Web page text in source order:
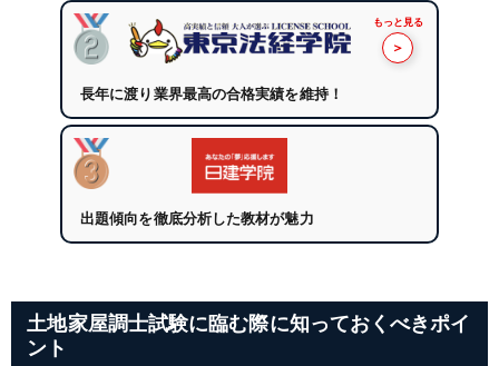
もっと見る
＞
長年に渡り業界最高の合格実績を維持！
出題傾向を徹底分析した教材が魅力
土地家屋調士試験に臨む際に知っておくべきポイ
ント